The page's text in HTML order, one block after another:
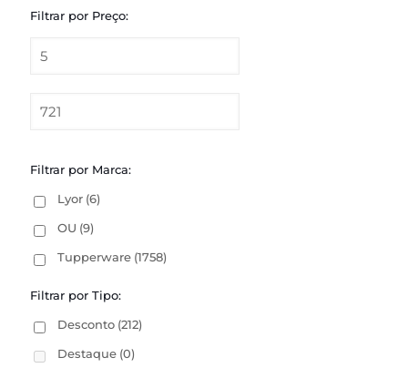
Filtrar por Preço:
Filtrar por Marca:
Lyor (6)
OU (9)
Tupperware (1758)
Filtrar por Tipo:
Desconto (212)
Destaque (0)